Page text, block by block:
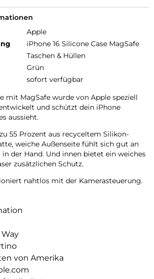
Apple
iPhone 16 Silicone Case MagSafe
Taschen & Hüllen
Grün
sofort verfügbar
mit MagSafe wurde von Apple speziell
und schützt dein iPhone
aussieht.
55 Prozent aus recyceltem Silikon­
weiche Außenseite fühlt sich gut an
der Hand. Und innen bietet ein weiches
zusätzlichen Schutz.
nahtlos mit der Kamerasteuerung.
mit einer leitenden Schicht, die die
die sich perfekt am iPhone 16
Case ganz einfach und sorgt für
Laden. Lass dein iPhone beim Laden
docke dein MagSafe Ladegerät an oder
Qi zertifiziertes Ladegerät.
von Amerika